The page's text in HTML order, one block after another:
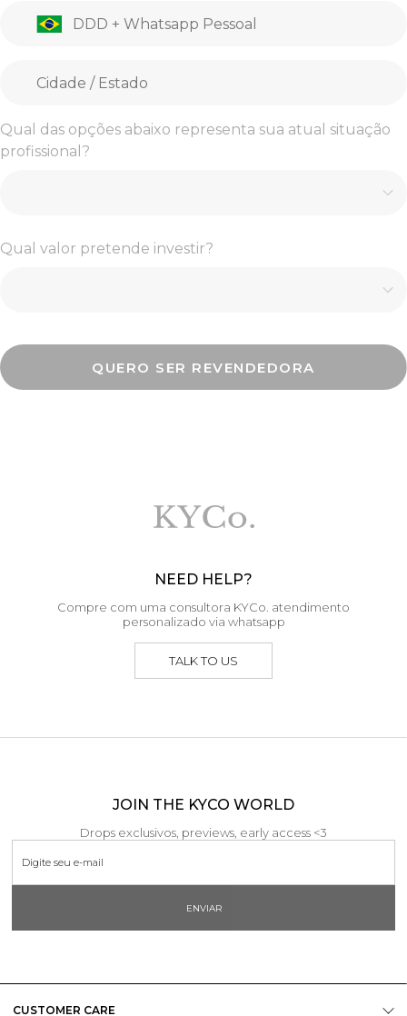
Qual das opções abaixo representa sua atual situação
profissional?
Qual valor pretende investir?
QUERO SER REVENDEDORA
NEED HELP?
Compre com uma consultora KYCo. atendimento
personalizado via whatsapp
TALK TO US
JOIN THE KYCO WORLD
Drops exclusivos, previews, early access <3
ENVIAR
CUSTOMER CARE